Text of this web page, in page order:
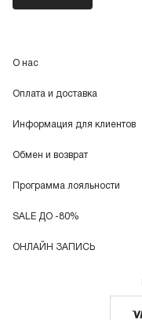
О нас
Оплата и доставка
Информация для клиентов
Обмен и возврат
Программа лояльности
SALE ДО -80%
ОНЛАЙН ЗАПИСЬ